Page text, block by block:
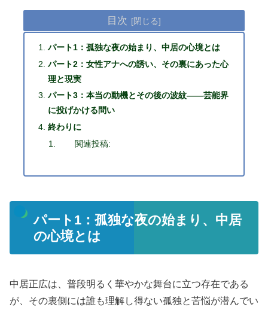
目次
パート1：孤独な夜の始まり、中居の心境とは
パート2：女性アナへの誘い、その裏にあった心
理と現実
パート3：本当の動機とその後の波紋――芸能界
に投げかける問い
終わりに
関連投稿:
パート1：孤独な夜の始まり、中居
の心境とは
中居正広は、普段明るく華やかな舞台に立つ存在である
が、その裏側には誰も理解し得ない孤独と苦悩が潜んでい